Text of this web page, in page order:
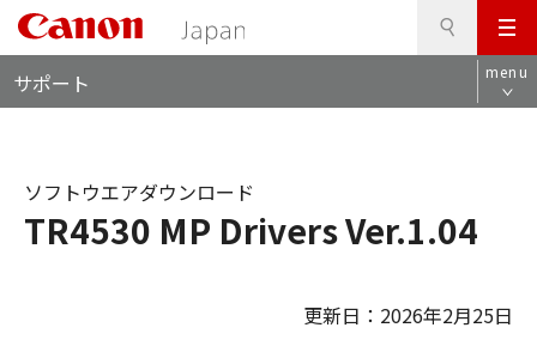
メ
ニ
ュ
サポート menu
TR4530 MP Drivers Ver.1.04
ソフトウエアダウンロード
更新日：2026年2月25日